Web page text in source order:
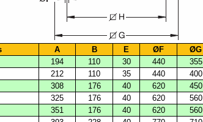
A B E ØF ØG
194 110 30 440 355
212 110 35 440 400
308 176 40 620 450
325 176 40 620 560
351 176 40 620 560